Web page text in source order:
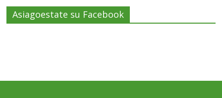
Asiagoestate su Facebook